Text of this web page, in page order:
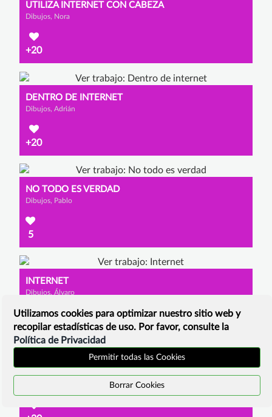
UTILIZA INTERNET CON CABEZA
Dibujos, Nora
+20
DENTRO DE INTERNET
Dibujos, Adrián
+20
NO TODO ES VERDAD
Dibujos, Pablo
5
INTERNET
Dibujos, Álvaro
+20
PON CONTRASEÑAS SEGURAS
Utilizamos cookies para optimizar nuestro sitio web y
recopilar estadísticas de uso. Por favor, consulte la
Política de Privacidad
Permitir todas las Cookies
Borrar Cookies